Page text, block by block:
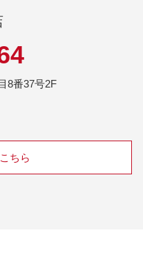
8番37号2F
ちら